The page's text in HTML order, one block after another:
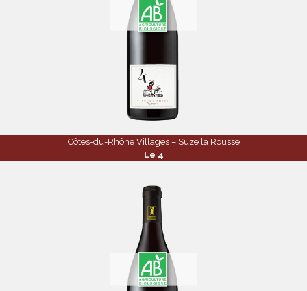
Côtes-du-Rhône Villages – Suze la Rousse
Le 4